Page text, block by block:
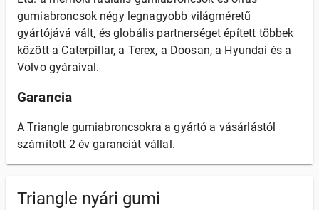
gumiabroncsok négy legnagyobb világméretű
gyártójává vált, és globális partnerséget épített többek
között a Caterpillar, a Terex, a Doosan, a Hyundai és a
Volvo gyáraival.
Garancia
A Triangle gumiabroncsokra a gyártó a vásárlástól
számított 2 év garanciát vállal.
Triangle nyári gumi